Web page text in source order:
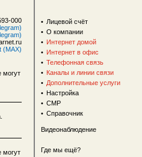
000
(MAX)
могут
могут
• Лицевой счёт
• О компании
• Интернет домой
• Интернет в офис
• Телефонная связь
• Каналы и линии связи
• Дополнительные услуги
• Настройка
• СМР
• Справочник
Видеонаблюдение
Где мы ещё?